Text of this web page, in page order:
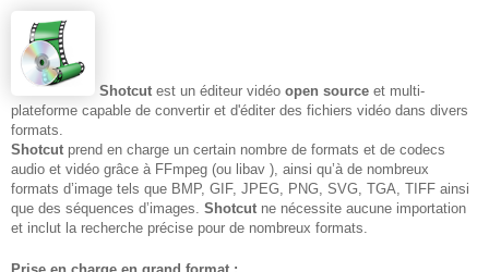
Shotcut est un éditeur vidéo open source et multi-
plateforme capable de convertir et d'éditer des fichiers vidéo dans divers
formats.
Shotcut prend en charge un certain nombre de formats et de codecs
audio et vidéo grâce à FFmpeg (ou libav ), ainsi qu’à de nombreux
formats d’image tels que BMP, GIF, JPEG, PNG, SVG, TGA, TIFF ainsi
que des séquences d’images. Shotcut ne nécessite aucune importation
et inclut la recherche précise pour de nombreux formats.